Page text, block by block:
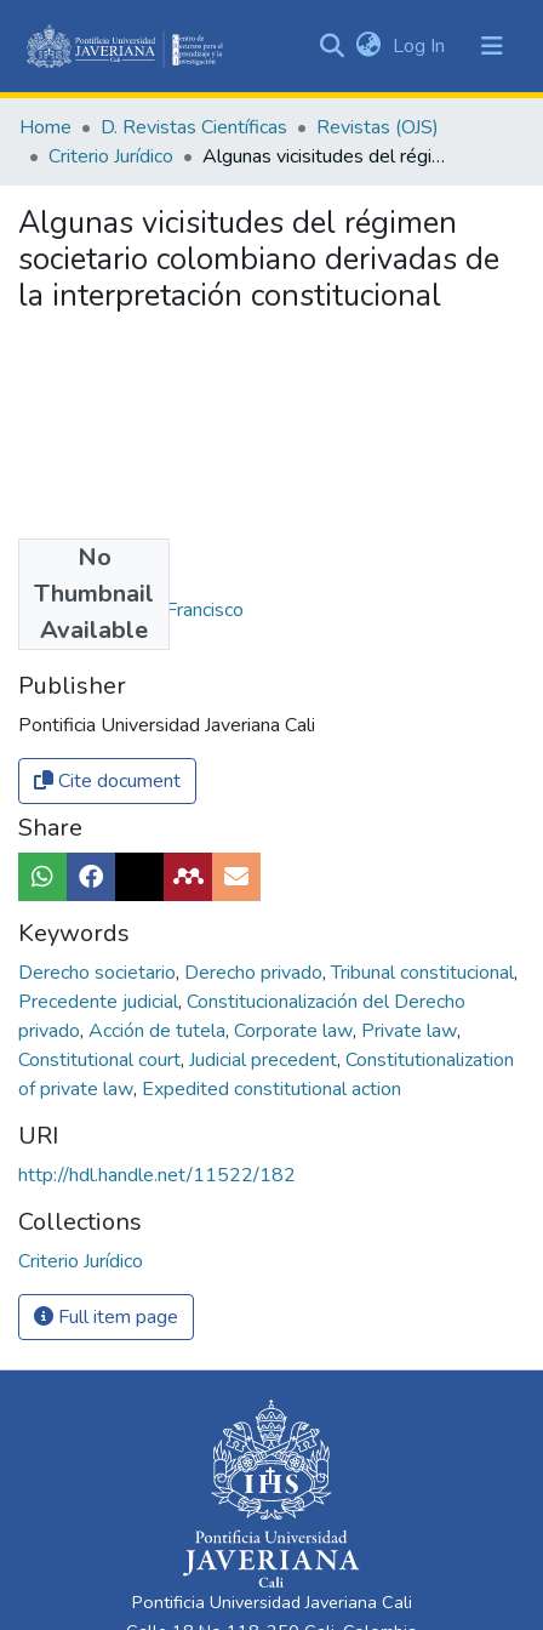
&
Collections
Statistics
Log In (current)
Home D. Revistas Científicas
Revistas (OJS)
Criterio Jurídico
Algunas vicisitudes del régimen societario colombiano derivadas de la interpretación constitucional
Algunas vicisitudes del régimen
societario colombiano derivadas de
la interpretación constitucional
No
Thumbnail
Available
Authors
Reyes Villamizar, Francisco
Publisher
Pontificia Universidad Javeriana Cali
Cite document
Share
Keywords
Derecho societario, Derecho privado,Tribunal constitucional,
Precedente judicial, Constitucionalización del Derecho
privado, Acción de tutela, Corporate law, Private law,
Constitutional court, Judicial precedent, Constitutionalization
of private law, Expedited constitutional action
URI
http://hdl.handle.net/11522/182
Collections
Criterio Jurídico
Full item page
Pontificia Universidad Javeriana Cali